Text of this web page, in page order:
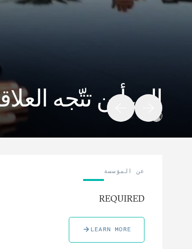
إلى أين تتّجه
مايكل يونغ
عن المؤسسة
REQUIRED
LEARN MORE